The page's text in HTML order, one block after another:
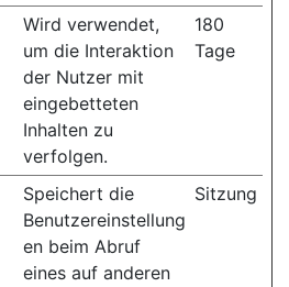
Wird verwendet,
um die Interaktion
der Nutzer mit
eingebetteten
Inhalten zu
verfolgen.
180
Tage
Speichert die
Benutzereinstellung
en beim Abruf
eines auf anderen
Sitzung